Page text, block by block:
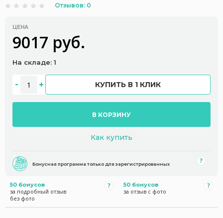
Отзывов: 0
ЦЕНА
9017 руб.
На складе: 1
КУПИТЬ В 1 КЛИК
В КОРЗИНУ
Как купить
Бонусная программа только для зарегистрированных
50 бонусов
за подробный отзыв
без фото
50 бонусов
за отзыв с фото